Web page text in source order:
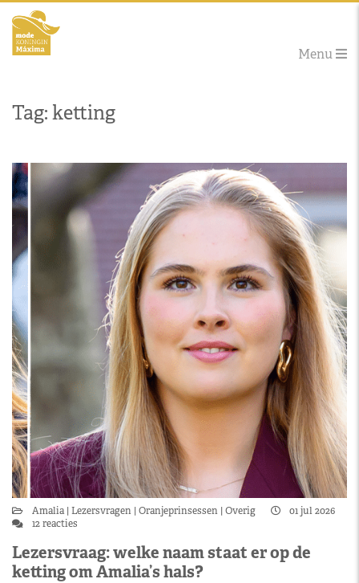
Menu
Tag: ketting
Amalia Lezersvragen Oranjeprinsessen Overig
01 jul 2026
12 reacties
Lezersvraag: welke naam staat er op de
ketting om Amalia’s hals?